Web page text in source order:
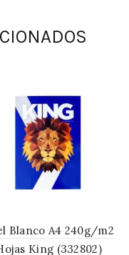
Blanco A4 240g/m2
King (332802)